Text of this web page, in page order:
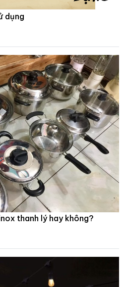
dụng
thanh lý hay không?